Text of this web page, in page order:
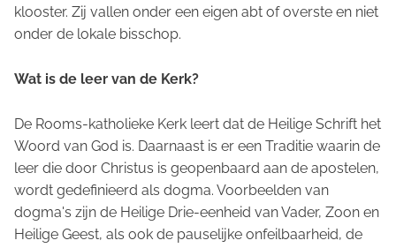
klooster. Zij vallen onder een eigen abt of overste en niet
onder de lokale bisschop.
Wat is de leer van de Kerk?
De Rooms-katholieke Kerk leert dat de Heilige Schrift het
Woord van God is. Daarnaast is er een Traditie waarin de
leer die door Christus is geopenbaard aan de apostelen,
wordt gedefinieerd als dogma. Voorbeelden van
dogma's zijn de Heilige Drie-eenheid van Vader, Zoon en
Heilige Geest, als ook de pauselijke onfeilbaarheid, de